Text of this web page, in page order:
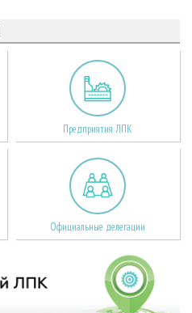
Предприятия ЛПК
Официальные делегации